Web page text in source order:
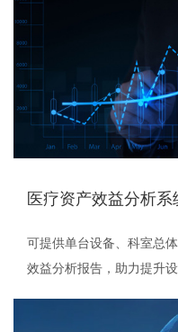
医疗资产效益分析系
可提供单台设备、科室总
效益分析报告，助力提升